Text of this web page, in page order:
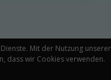
Mit der Nutzung unserer
dass wir Cookies verwenden.